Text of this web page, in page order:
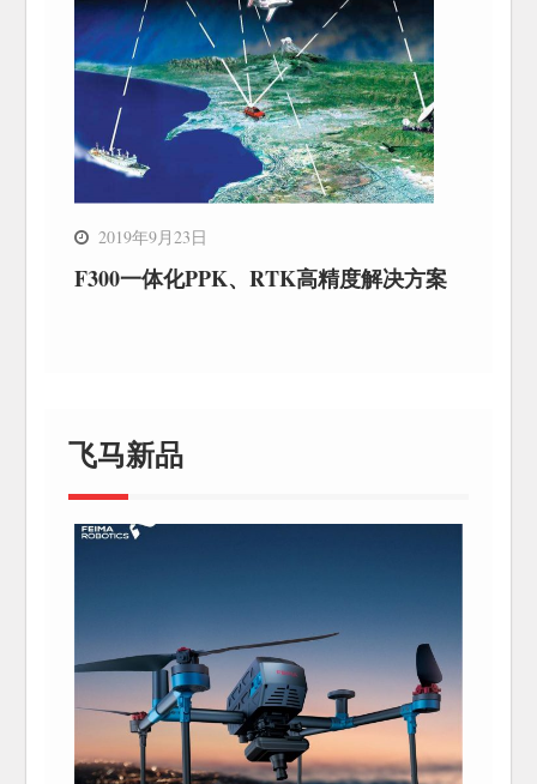
2019年9月23日
F300一体化PPK、RTK高精度解决方案
飞马新品